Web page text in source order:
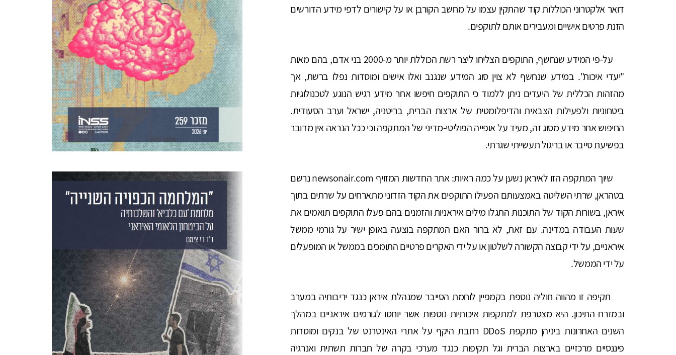
דואר אלקטרוני הכוללות קוד שהתקין עצמו על מחשב הקורבן או על קישורים לדפי מידע הדורשים
הזנת פרטים אישיים ומעבירים אותם לתוקפים.
על-פי המידע שנחשף, התוקפים הצליחו ליצר רשת הכוללת יותר מ-2000 בני אדם, בהם מאות
"יעדי איכות". במידע שנחשף לא צוין סוג המידע שנגנב ואלו אישים ומוסדות נפלו ברשת, אך
מהזהות הכללית של היעדים ניתן ללמוד כי התוקפים חיפשו אחר מידע רגיש הנוגע לטכנולוגיות
ביטחוניות ולפעילות הצבאית והדיפלומטית של ארצות הברית, בריטניה, ישראל וערב הסעודית.
החיפוש אחר מידע מסוג זה, מעיד על אופייה הפוליטי-מדיני של המתקפה וכי ככל הנראה אין מדובר
בפשיעת סייבר או בריגול תעשייתי שגרתי.
שיוך המתקפה הזו לאיראן נשען על כמה ראיות: אתר החדשות המזויף newsonair.com נרשם
בטהראן, שרתי השליטה באמצעותם הפעילו התוקפים את הקוד הזדוני מתארחים על שרתים בתוך
איראן, בשורות הקוד של התוכנות התגלו מילים איראניות והזמנים בהם פעלו התוקפים תואמים את
שעות העבודה במדינה. עם זאת, לא ברור האם המתקפה בוצעה באופן ישיר על גורמי ממשל
איראניים, על ידי קבוצה הקשורה לשלטון או על ידי האקרים פרטיים התומכים בממשל או המופעלים
על ידי הממשל.
תקיפה זו מהווה חוליה נוספת בקמפיין לוחמת הסייבר שמנהלת איראן כנגד יריבותיה במערב
ובמזרח התיכון. היא מצטרפת למתקפות איכותיות נוספות אשר יוחסו לגורמים איראניים במהלך
השנים האחרונות ביניהן מתקפת DDoS רחבת היקף על אתרי האינטרנט של בנקים ומוסדות
פיננסיים מרכזיים בארצות הברית וגל תקיפות כנגד מערכי בקרה של חברות תשתית ואנרגיה